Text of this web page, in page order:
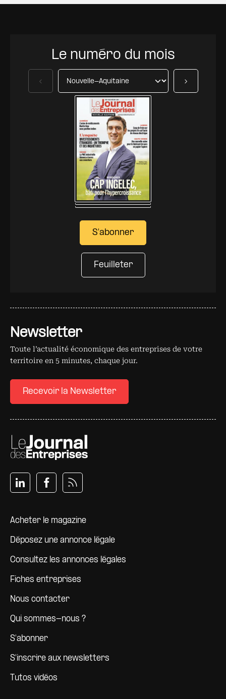
Newsletter
Toute l’actualité économique des entreprises de votre
territoire en 5 minutes, chaque jour.
Recevoir la Newsletter
Pied de page
Acheter le magazine
Déposez une annonce légale
Consultez les annonces légales
Fiches entreprises
Nous contacter
Qui sommes-nous ?
S'abonner
S'inscrire aux newsletters
Tutos vidéos
Le numéro du mois
S'abonner
Feuilleter
Précédent Suivant